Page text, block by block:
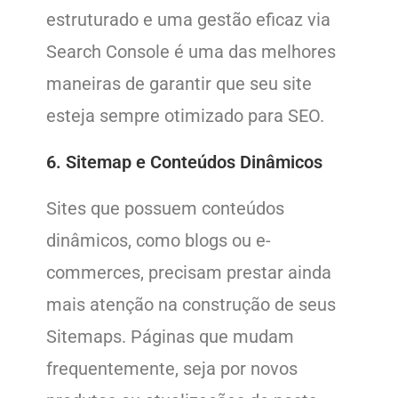
estruturado e uma gestão eficaz via
Search Console é uma das melhores
maneiras de garantir que seu site
esteja sempre otimizado para SEO.
6.Sitemap e Conteúdos Dinâmicos
Sites que possuem conteúdos
dinâmicos, como blogs ou e-
commerces, precisam prestar ainda
mais atenção na construção de seus
Sitemaps. Páginas que mudam
frequentemente, seja por novos